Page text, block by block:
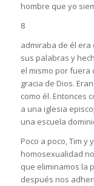
hombre que yo
8
admiraba de él
sus palabras y
el mismo por fuera
gracia de Dios.
como él. Entonces
a una iglesia
una escuela
Poco a poco, Tim
homosexualidad
que eliminamos la
después nos